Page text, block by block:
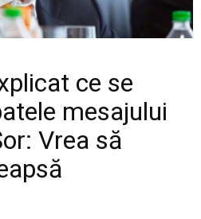
ce se
mesajului
Vrea să